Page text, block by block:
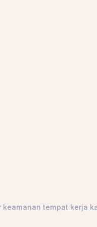
keamanan tempat kerja